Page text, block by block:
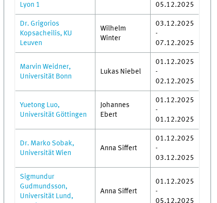
Lyon 1
05.12.2025
Dr. Grigorios
Kopsacheilis, KU
Leuven
Wilhelm
Winter
03.12.2025
-
07.12.2025
Marvin Weidner,
Universität Bonn
Lukas Niebel
01.12.2025
-
02.12.2025
Yuetong Luo,
Universität Göttingen
Johannes
Ebert
01.12.2025
-
01.12.2025
Dr. Marko Sobak,
Universität Wien
Anna Siffert
01.12.2025
-
03.12.2025
Sigmundur
Gudmundsson,
Universität Lund,
Anna Siffert
01.12.2025
-
05.12.2025